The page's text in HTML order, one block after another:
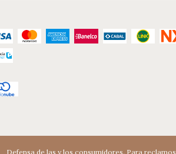
Defensa de las y los consumidores. Para reclamos